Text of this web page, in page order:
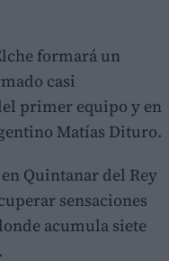
formará un
casi
primer equipo y en
Matías Dituro.
Quintanar del Rey
sensaciones
acumula siete